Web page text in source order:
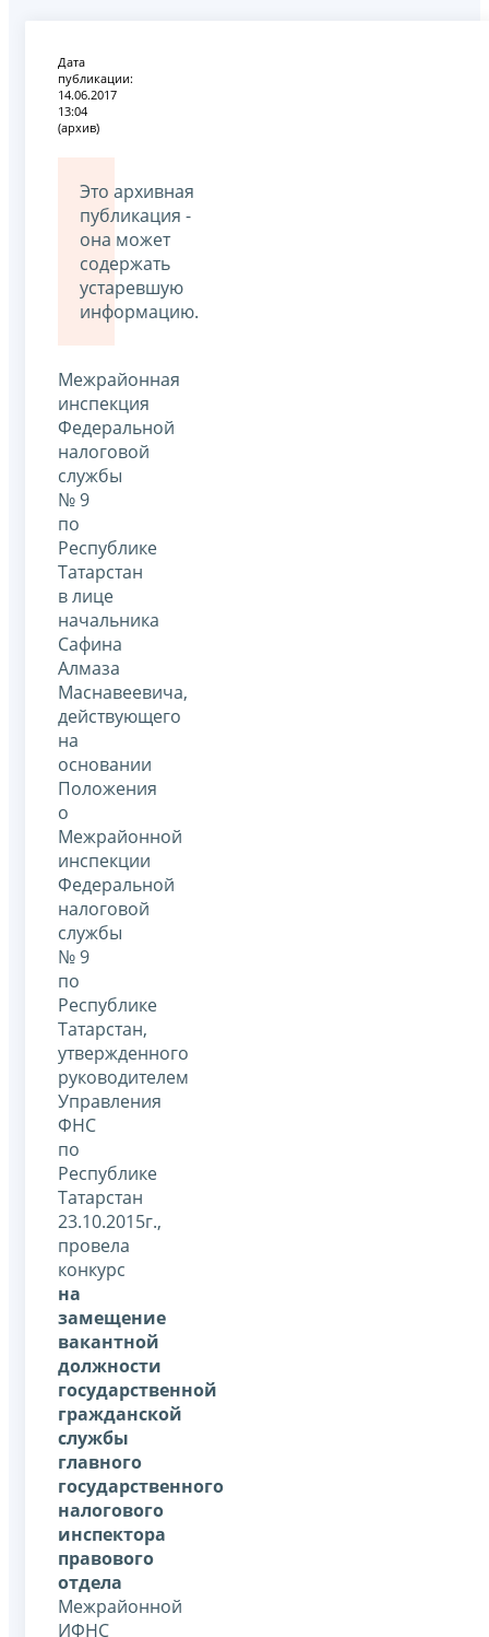
Дата
публикации:
14.06.2017
13:04
(архив)
Это архивная
публикация -
она может
содержать
устаревшую
информацию.
Межрайонная
инспекция
Федеральной
налоговой
службы
№ 9
по
Республике
Татарстан
в лице
начальника
Сафина
Алмаза
Маснавеевича,
действующего
на
основании
Положения
о
Межрайонной
инспекции
Федеральной
налоговой
службы
№ 9
по
Республике
Татарстан,
утвержденного
руководителем
Управления
ФНС
по
Республике
Татарстан
23.10.2015г.,
провела
конкурс
на
замещение
вакантной
должности
государственной
гражданской
службы
главного
государственного
налогового
инспектора
правового
отдела
Межрайонной
ИФНС